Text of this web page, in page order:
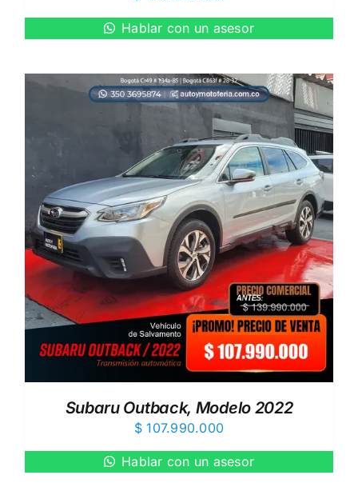
Hablar con un asesor
Subaru Outback, Modelo 2022
$ 107.990.000
Hablar con un asesor